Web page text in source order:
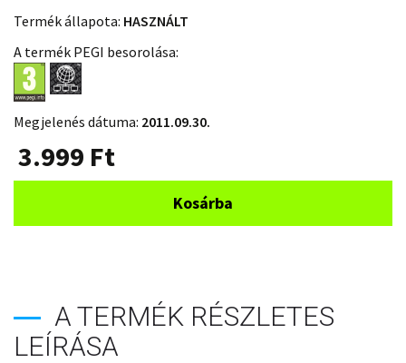
Termék állapota: HASZNÁLT
A termék PEGI besorolása:
Megjelenés dátuma: 2011.09.30.
3.999 Ft
Kosárba
A TERMÉK RÉSZLETES
LEÍRÁSA